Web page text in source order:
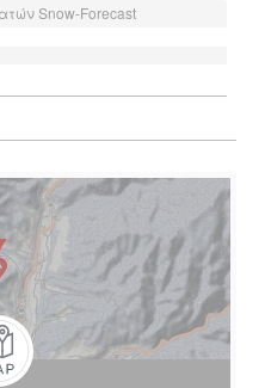
Snow-Forecast